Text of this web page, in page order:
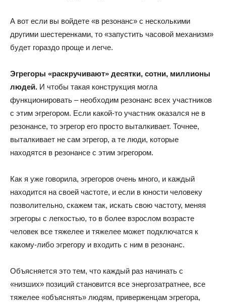
А вот если вы войдете «в резонанс» с несколькими
другими шестеренками, то «запустить часовой механизм»
будет гораздо проще и легче.
Эгрегоры «раскручивают» десятки, сотни, миллионы
людей. И чтобы такая конструкция могла
функционировать – необходим резонанс всех участников
с этим эгрегором. Если какой-то участник оказался не в
резонансе, то эгрегор его просто выталкивает. Точнее,
выталкивает не сам эгрегор, а те люди, которые
находятся в резонансе с этим эгрегором.
Как я уже говорила, эгрегоров очень много, и каждый
находится на своей частоте, и если в юности человеку
позволительно, скажем так, искать свою частоту, меняя
эгрегоры с легкостью, то в более взрослом возрасте
человек все тяжелее и тяжелее может подключатся к
какому-либо эгрегору и входить с ним в резонанс.
Объясняется это тем, что каждый раз начинать с
«низших» позиций становится все энергозатратнее, все
тяжелее «объяснять» людям, приверженцам эгрегора,